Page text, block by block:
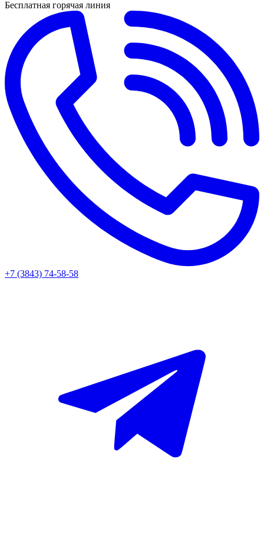
Бесплатная горячая линия
+7 (3843) 74-58-58